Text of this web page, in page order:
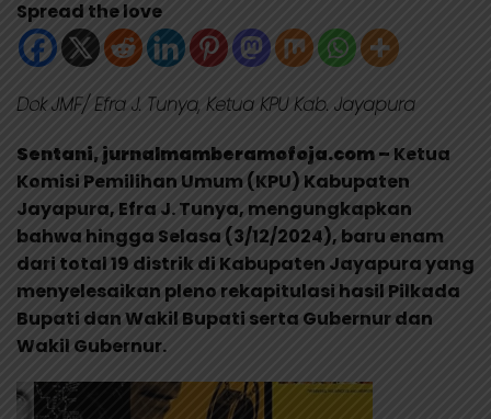
Spread the love
Dok JMF/ Efra J. Tunya, Ketua KPU Kab. Jayapura
Sentani, jurnalmamberamofoja.com – Ketua
Komisi Pemilihan Umum (KPU) Kabupaten
Jayapura, Efra J. Tunya, mengungkapkan
bahwa hingga Selasa (3/12/2024), baru enam
dari total 19 distrik di Kabupaten Jayapura yang
menyelesaikan pleno rekapitulasi hasil Pilkada
Bupati dan Wakil Bupati serta Gubernur dan
Wakil Gubernur.